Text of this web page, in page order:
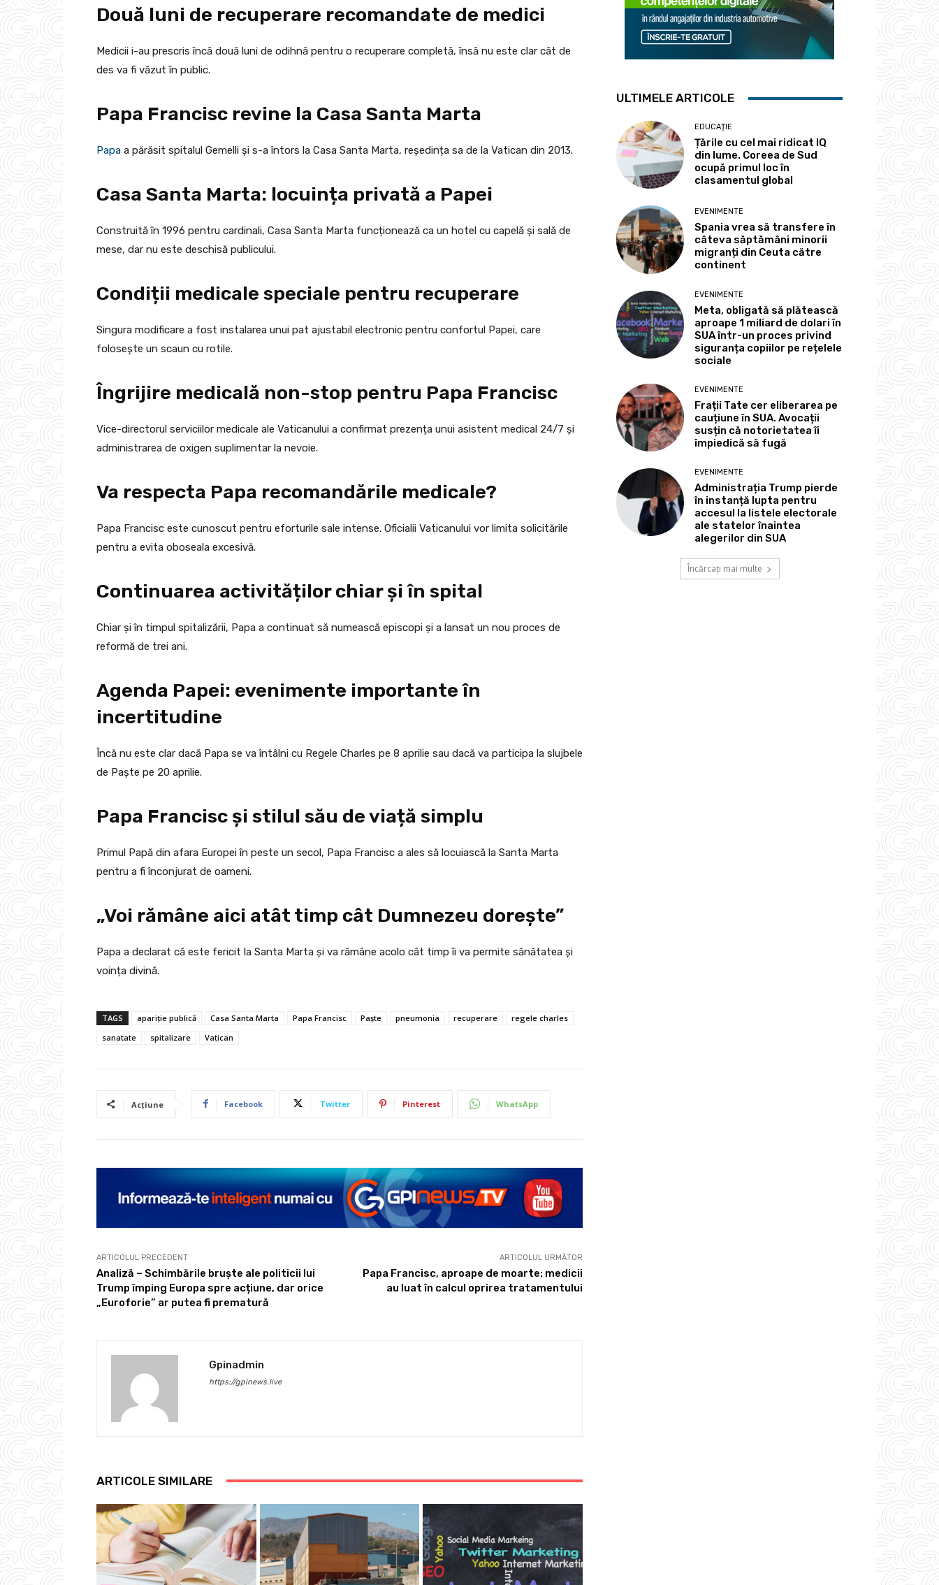
Două luni de recuperare recomandate de medici
Medicii i-au prescris încă două luni de odihnă pentru o recuperare completă, însă nu este clar cât de
des va fi văzut în public.
Papa Francisc revine la Casa Santa Marta
Papa a părăsit spitalul Gemelli și s-a întors la Casa Santa Marta, reședința sa de la Vatican din 2013.
Casa Santa Marta: locuința privată a Papei
Construită în 1996 pentru cardinali, Casa Santa Marta funcționează ca un hotel cu capelă și sală de
mese, dar nu este deschisă publicului.
Condiții medicale speciale pentru recuperare
Singura modificare a fost instalarea unui pat ajustabil electronic pentru confortul Papei, care
folosește un scaun cu rotile.
Îngrijire medicală non-stop pentru Papa Francisc
Vice-directorul serviciilor medicale ale Vaticanului a confirmat prezența unui asistent medical 24/7 și
administrarea de oxigen suplimentar la nevoie.
Va respecta Papa recomandările medicale?
Papa Francisc este cunoscut pentru eforturile sale intense. Oficialii Vaticanului vor limita solicitările
pentru a evita oboseala excesivă.
Continuarea activităților chiar și în spital
Chiar și în timpul spitalizării, Papa a continuat să numească episcopi și a lansat un nou proces de
reformă de trei ani.
Agenda Papei: evenimente importante în
incertitudine
Încă nu este clar dacă Papa se va întâlni cu Regele Charles pe 8 aprilie sau dacă va participa la slujbele
de Paște pe 20 aprilie.
Papa Francisc și stilul său de viață simplu
Primul Papă din afara Europei în peste un secol, Papa Francisc a ales să locuiască la Santa Marta
pentru a fi înconjurat de oameni.
„Voi rămâne aici atât timp cât Dumnezeu dorește”
Papa a declarat că este fericit la Santa Marta și va rămâne acolo cât timp îi va permite sănătatea și
voința divină.
TAGS apariție publică Casa Santa Marta Papa Francisc Paște pneumonia recuperare
regele charles
sanatate
spitalizare Vatican
Acțiune Facebook Twitter Pinterest WhatsApp
ARTICOLUL PRECEDENT
Analiză – Schimbările bruște ale politicii lui
Trump împing Europa spre acțiune, dar orice
„Euroforie” ar putea fi prematură
ARTICOLUL URMĂTOR
Papa Francisc, aproape de moarte: medicii
au luat în calcul oprirea tratamentului
Gpinadmin
https://gpinews.live
ARTICOLE SIMILARE
ULTIMELE ARTICOLE
EDUCAȚIE
Țările cu cel mai ridicat IQ
din lume. Coreea de Sud
ocupă primul loc în
clasamentul global
EVENIMENTE
Spania vrea să transfere în
câteva săptămâni minorii
migranți din Ceuta către
continent
EVENIMENTE
Meta, obligată să plătească
aproape 1 miliard de dolari în
SUA într-un proces privind
siguranța copiilor pe rețelele
sociale
EVENIMENTE
Frații Tate cer eliberarea pe
cauțiune în SUA. Avocații
susțin că notorietatea îi
împiedică să fugă
EVENIMENTE
Administrația Trump pierde
în instanță lupta pentru
accesul la listele electorale
ale statelor înaintea
alegerilor din SUA
Încărcați mai multe